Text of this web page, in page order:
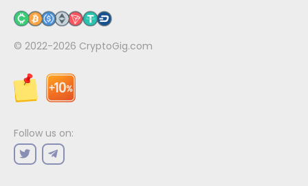
© 2022-2026 CryptoGig.com
Follow us on: